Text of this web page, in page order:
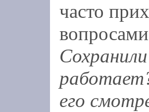
часто
его